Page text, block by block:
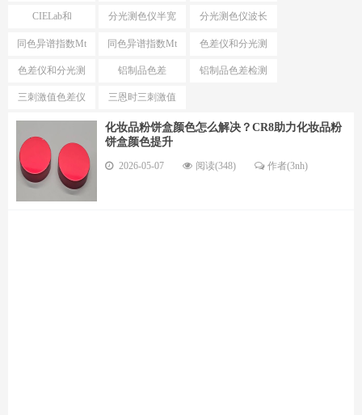
SSAV区别 MAV、SAV、
SSAV
HunterLab
CIELab和
HunterLab区别
分光测色仪半宽
带
分光测色仪波长
间隔
同色异谱指数Mt 同色异谱指数Mt
测试仪
色差仪和分光测
色仪区别
色差仪和分光测
色仪选择
铝制品色差 铝制品色差检测
三刺激值色差仪
优势
三恩时三刺激值
色差仪型号
化妆品粉饼盒颜色怎么解决？CR8助力化妆品粉
饼盒颜色提升
2026-05-07 阅读(348) 作者(3nh)